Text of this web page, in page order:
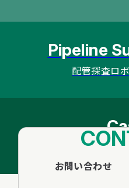
Pipeline
配管探査ロボ
調査
お問い合わせ